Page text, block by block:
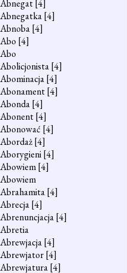
Abnegat[4]
Abnegatka[4]
Abnoba[4]
Abo [4]
Abo
Abolicjonista[4]
Abominacja[4]
Abonament[4]
Abonda[4]
Abonent[4]
Abonować [4]
Abordaż[4]
Aborygieni[4]
Abowiem[4]
Abowiem
Abrahamita[4]
Abrecja[4]
Abrenuncjacja[4]
Abretia
Abrewjacja[4]
Abrewjator[4]
Abrewjatura[4]